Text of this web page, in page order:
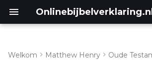
Onlinebijbelverklaring.nl
Welkom Matthew Henry Oude